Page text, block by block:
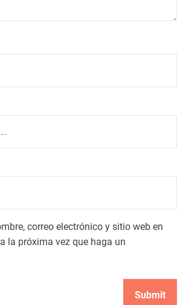
correo electrónico y sitio web en
la próxima vez que haga un